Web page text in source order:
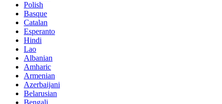
Polish
Basque
Catalan
Esperanto
Hindi
Lao
Albanian
Amharic
Armenian
Azerbaijani
Belarusian